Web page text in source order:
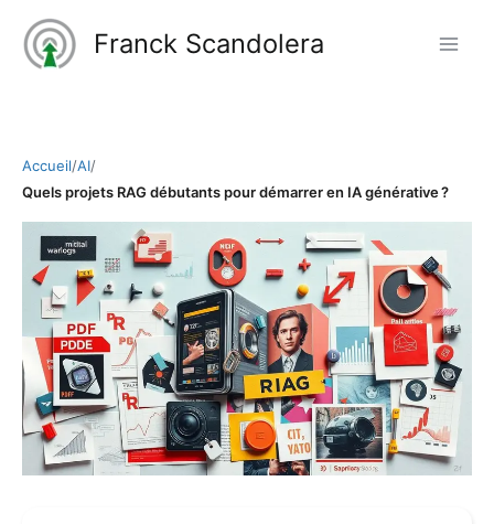
contenu
Franck Scandolera
Accueil/AI/
Quels projets RAG débutants pour démarrer en IA générative ?